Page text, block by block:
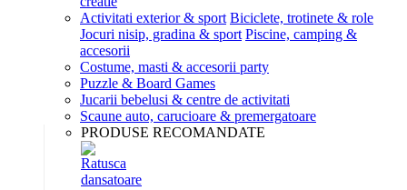
Activitati exterior & sport Biciclete, trotinete & role
Jocuri nisip, gradina & sport Piscine, camping &
accesorii
Costume, masti & accesorii party
Puzzle & Board Games
Jucarii bebelusi & centre de activitati
Scaune auto, carucioare & premergatoare
PRODUSE RECOMANDATE